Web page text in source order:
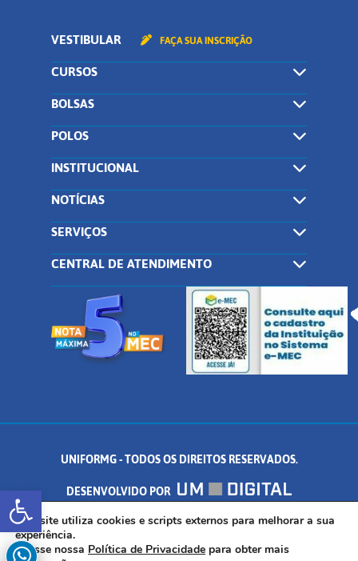
Abrir a barra de ferramentas
VESTIBULAR FAÇA SUA INSCRIÇÃO
CURSOS
BOLSAS
POLOS
INSTITUCIONAL
NOTÍCIAS
SERVIÇOS
CENTRAL DE ATENDIMENTO
UNIFORMG - TODOS OS DIREITOS RESERVADOS.
DESENVOLVIDO POR
AV. DR. ARNALDO DE SENNA, 328 - PALMEIRAS, FORMIGA/MG - CEP:
35.574.530
Este site utiliza cookies e scripts externos para melhorar a sua
experiência.
Acesse nossa Política de Privacidade para obter mais